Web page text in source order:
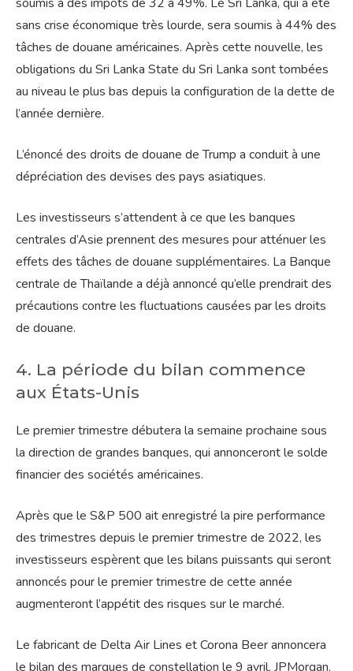
soumis à des impôts de 32 à 49%. Le Sri Lanka, qui a été
sans crise économique très lourde, sera soumis à 44% des
tâches de douane américaines. Après cette nouvelle, les
obligations du Sri Lanka State du Sri Lanka sont tombées
au niveau le plus bas depuis la configuration de la dette de
l’année dernière.
L’énoncé des droits de douane de Trump a conduit à une
dépréciation des devises des pays asiatiques.
Les investisseurs s’attendent à ce que les banques
centrales d’Asie prennent des mesures pour atténuer les
effets des tâches de douane supplémentaires. La Banque
centrale de Thaïlande a déjà annoncé qu’elle prendrait des
précautions contre les fluctuations causées par les droits
de douane.
4. La période du bilan commence
aux États-Unis
Le premier trimestre débutera la semaine prochaine sous
la direction de grandes banques, qui annonceront le solde
financier des sociétés américaines.
Après que le S&P 500 ait enregistré la pire performance
des trimestres depuis le premier trimestre de 2022, les
investisseurs espèrent que les bilans puissants qui seront
annoncés pour le premier trimestre de cette année
augmenteront l’appétit des risques sur le marché.
Le fabricant de Delta Air Lines et Corona Beer annoncera
le bilan des marques de constellation le 9 avril. JPMorgan,